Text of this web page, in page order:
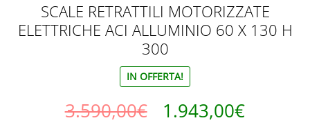
SCALE RETRATTILI MOTORIZZATE
ELETTRICHE ACI ALLUMINIO 60 X 130 H
300
IN OFFERTA!
3.590,00€ 1.943,00€Il